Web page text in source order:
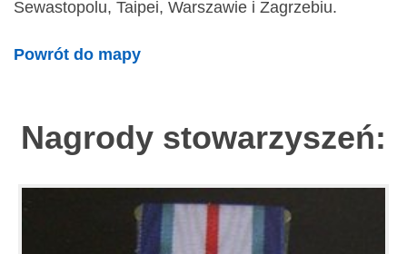
Sewastopolu, Taipei, Warszawie i Zagrzebiu.
Powrót do mapy
Nagrody stowarzyszeń: